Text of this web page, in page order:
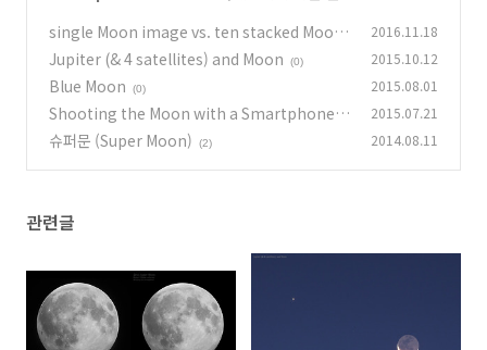
single Moon image vs. ten stacked Moon i
mage (0)
2016.11.18
Jupiter (& 4 satellites) and Moon (0) 2015.10.12
Blue Moon (0) 2015.08.01
Shooting the Moon with a Smartphone
(0)
2015.07.21
슈퍼문 (Super Moon) (2) 2014.08.11
관련글